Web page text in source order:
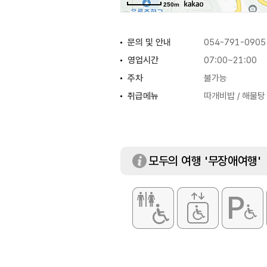
250m
문의 및 안내
054-791-0905
영업시간
07:00~21:00
주차
불가능
취급메뉴
따개비밥 / 해물
모두의 여행 '무장애여행'